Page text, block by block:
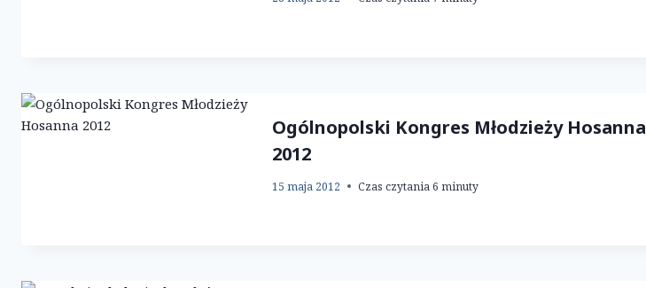
Ogólnopolski Kongres Młodzieży Hosanna
2012
15 maja 2012 Czas czytania6 minuty